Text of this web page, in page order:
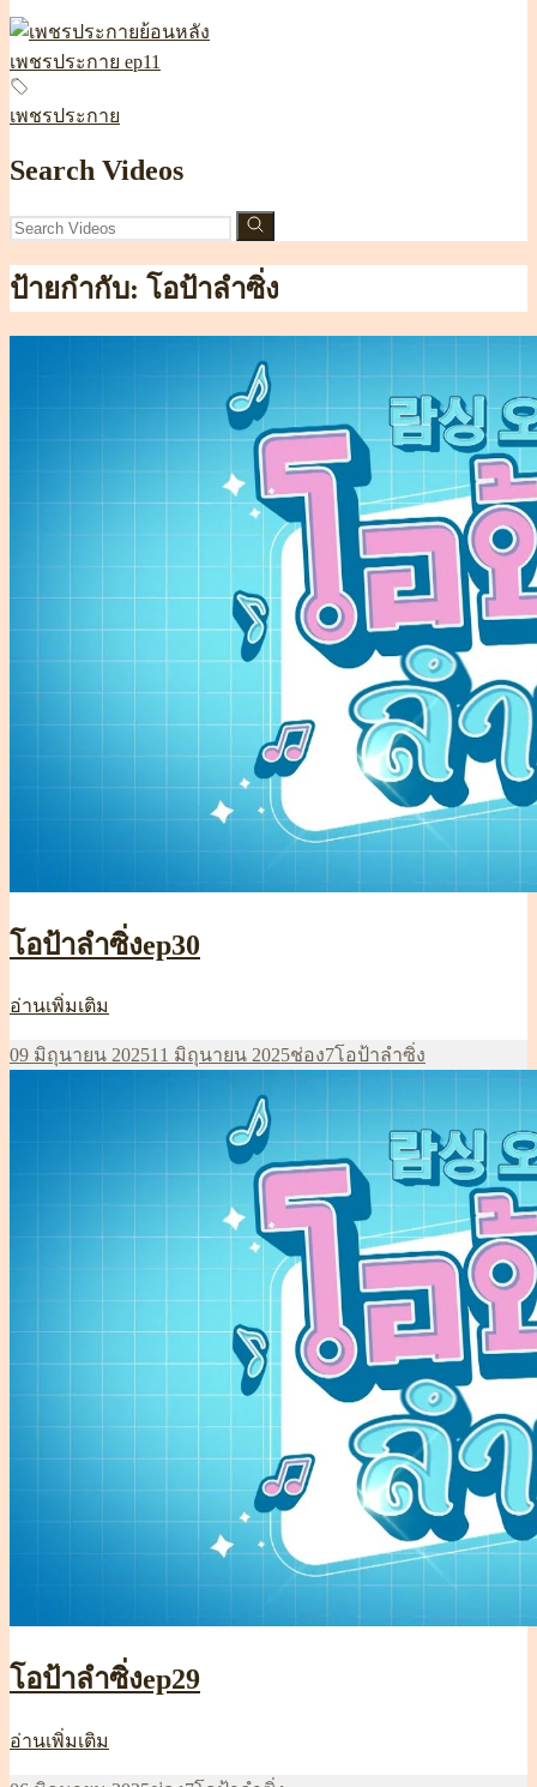
เพชรประกาย ep11
เพชรประกาย
Search Videos
ป้ายกำกับ: โอป้าลำซิ่ง
โอป้าลำซิ่งep30
อ่านเพิ่มเติม
ลำ
เขียน
09 มิถุนายน 202511 มิถุนายน 2025หมวด
ช่อง7ป้าย
โอป้าลำซิ่ง
โอป้าลำซิ่งep29
อ่านเพิ่มเติม